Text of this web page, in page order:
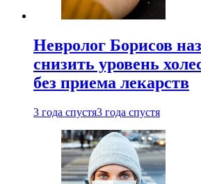
Невролог Борисов
снизить уровень
без приема лекарств
3 года спустя3 года спустя